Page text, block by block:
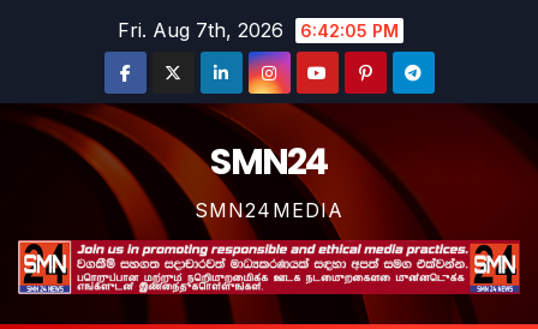
Fri. Aug 7th, 2026 6:42:06 PM
SMN24
SMN24MEDIA